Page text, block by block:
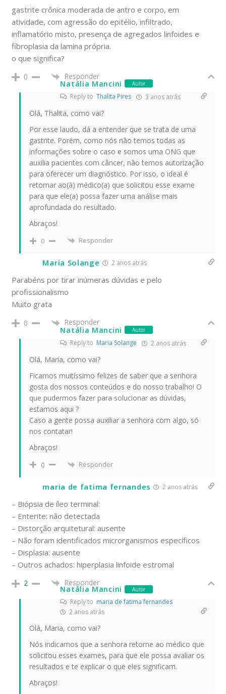
gastrite crônica moderada de antro e corpo, em
atividade, com agressão do epitélio, infiltrado,
inflamatório misto, presença de agregados linfoides e
fibroplasia da lamina própria.
o que significa?
0
Responder
Natália Mancini
Autor
Reply toThalita Pires 3 anos atrás
Olá, Thalita, como vai?
Por esse laudo, dá a entender que se trata de uma
gastrite. Porém, como nós não temos todas as
informações sobre o caso e somos uma ONG que
auxilia pacientes com câncer, não temos autorização
para oferecer um diagnóstico. Por isso, o ideal é
retornar ao(à) médico(a) que solicitou esse exame
para que ele(a) possa fazer uma análise mais
aprofundada do resultado.
Abraços!
0 Responder
Maria Solange 2 anos atrás
Parabéns por tirar inúmeras dúvidas e pelo
profissionalismo
Muito grata
0
Responder
Natália Mancini
Autor
Reply to Maria Solange 2 anos atrás
Olá, Maria, como vai?
Ficamos muitíssimo felizes de saber que a senhora
gosta dos nossos conteúdos e do nosso trabalho! O
que pudermos fazer para solucionar as dúvidas,
estamos aqui ?
Caso a gente possa auxiliar a senhora com algo, só
nos contatar!
Abraços!
0 Responder
maria de fatima fernandes 2 anos atrás
– Biópsia de íleo terminal:
– Enterite: não detectada
– Distorção arquitetural: ausente
– Não foram identificados microrganismos específicos
– Displasia: ausente
– Outros achados: hiperplasia linfoide estromal
2 Responder
Natália Mancini Autor
Reply tomaria de fatima fernandes
2 anos atrás
Olá, Maria, como vai?
Nós indicamos que a senhora retorne ao médico que
solicitou esses exames, para que ele possa avaliar os
resultados e te explicar o que eles significam.
Abraços!